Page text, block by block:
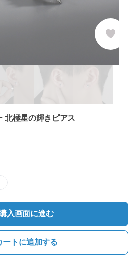
北極星の輝きピアス
購入画面に進む
ートに追加する